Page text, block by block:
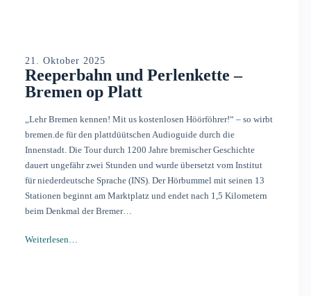
21. Oktober 2025
Reeperbahn und Perlenkette –
Bremen op Platt
„Lehr Bremen kennen! Mit us kostenlosen Höörföhrer!“ – so wirbt
bremen.de für den plattdüütschen Audioguide durch die
Innenstadt. Die Tour durch 1200 Jahre bremischer Geschichte
dauert ungefähr zwei Stunden und wurde übersetzt vom Institut
für niederdeutsche Sprache (INS). Der Hörbummel mit seinen 13
Stationen beginnt am Marktplatz und endet nach 1,5 Kilometern
beim Denkmal der Bremer…
Weiterlesen…